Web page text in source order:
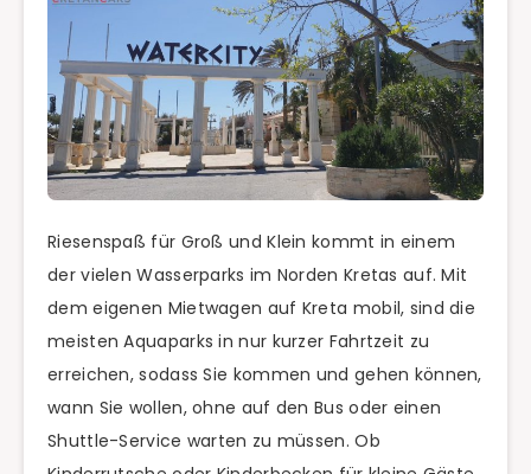
Riesenspaß für Groß und Klein kommt in einem
der vielen Wasserparks im Norden Kretas auf. Mit
dem eigenen Mietwagen auf Kreta mobil, sind die
meisten Aquaparks in nur kurzer Fahrtzeit zu
erreichen, sodass Sie kommen und gehen können,
wann Sie wollen, ohne auf den Bus oder einen
Shuttle-Service warten zu müssen. Ob